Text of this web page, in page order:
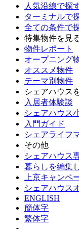
人気沿線で探
ターミナルで
全ての条件で
特集物件を見
物件レポート
オープニング
オススメ物件
テーマ別物件
シェアハウス
入居者体験談
シェアハウス
入門ガイド
シェアライフ
その他
シェアハウス
暮らしを編集
上京キャンペ
シェアハウス
ENGLISH
簡体字
繁体字